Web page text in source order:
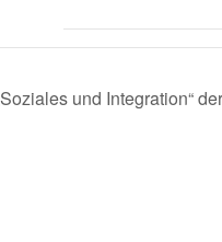
und Integration“